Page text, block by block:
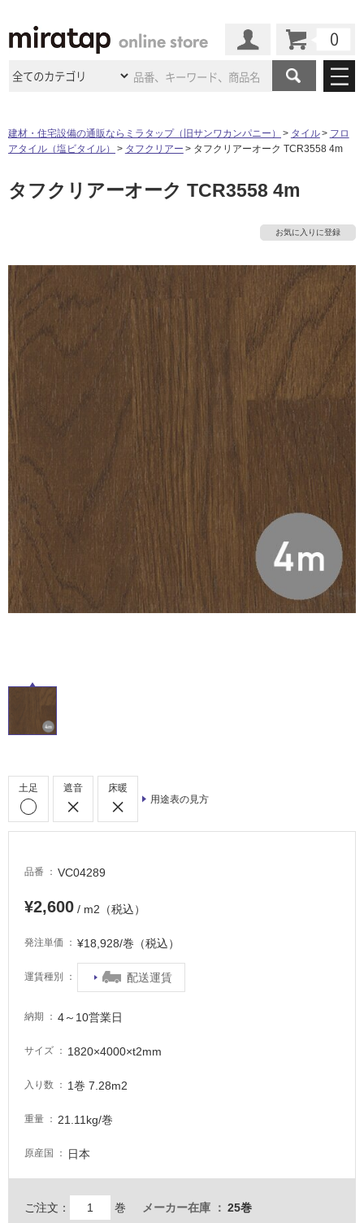
商品カテゴリ
キッチン
トイレ
扉
エクステリア（外構）
ウッドデッキ フローリング・床材
収納 インテリア・ 家具
ペット用品
内装用建材 パネル・壁材
ロートアイアン 天然石・石材
メンテナンス・ 施工材 新商品
施工事例
施工事例 法人案件納入事例
インタビュー
店舗・施設事例
ショールーム
ショールーム
大阪ショールーム 仙台 ショールーム
名古屋 ショールーム ショールーム
ショールーム 札幌スマート
ショールー
ム
横浜スマート
ショールー
ウェルビーみのお HDC
BOX
サポート
ご利用ガイド 初めての方へ
よくある質問 お問い合わせ
修理お問い合わせ クレーム公開
説明書・図面検索 3年保証
お役立ち情報
スタイリング
アイデア
ミラタップ
チャンネル
オンライン相談
その他サービス
ミラタップと
創る家
ASOLIE
工事会社紹介Coziコンシ
ェルジュ
自分らしい家づくり
SUVACO
最高のリノベ会社が みつ
リノベりす
建材・住宅設備の通販ならミラタップ（旧サンワカンパニー） タイル
フロ
アタイル（塩ビタイル）
タフクリアー タフクリアーオーク TCR3558 4m
タフクリアーオーク TCR3558 4m
お気に入りに登録
土足 遮音
床暖
用途表の見方
品番 VC04289
¥2,600 / m2（税込）
発注単価 ¥18,928/巻（税込）
運賃種別 配送運賃
納期 4～10営業日
サイズ 1820×4000×t2mm
入り数 1巻 7.28m2
重量 21.11kg/巻
原産国 日本
ご注文： 巻 メーカー在庫 25巻
タ
イ
ル
屋
内
屋
床・
浴
床・
車
非